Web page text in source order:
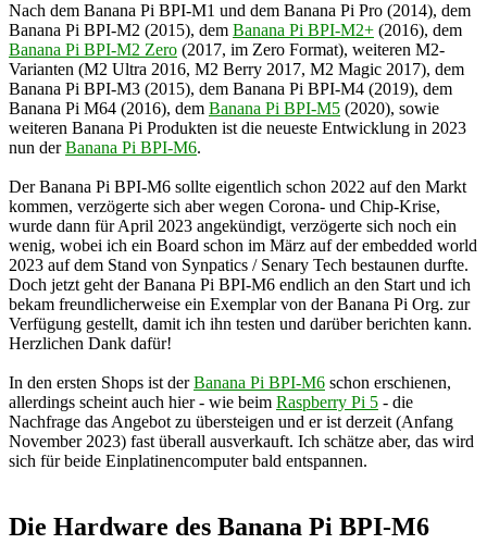
Nach dem Banana Pi BPI-M1 und dem Banana Pi Pro (2014), dem
Banana Pi BPI-M2 (2015), dem Banana Pi BPI-M2+ (2016), dem
Banana Pi BPI-M2 Zero (2017, im Zero Format), weiteren M2-
Varianten (M2 Ultra 2016, M2 Berry 2017, M2 Magic 2017), dem
Banana Pi BPI-M3 (2015), dem Banana Pi BPI-M4 (2019), dem
Banana Pi M64 (2016), dem Banana Pi BPI-M5 (2020), sowie
weiteren Banana Pi Produkten ist die neueste Entwicklung in 2023
nun derBanana Pi BPI-M6.
Der Banana Pi BPI-M6 sollte eigentlich schon 2022 auf den Markt
kommen, verzögerte sich aber wegen Corona- und Chip-Krise,
wurde dann für April 2023 angekündigt, verzögerte sich noch ein
wenig, wobei ich ein Board schon im März auf der embedded world
2023 auf dem Stand von Synpatics / Senary Tech bestaunen durfte.
Doch jetzt geht der Banana Pi BPI-M6 endlich an den Start und ich
bekam freundlicherweise ein Exemplar von der Banana Pi Org. zur
Verfügung gestellt, damit ich ihn testen und darüber berichten kann.
Herzlichen Dank dafür!
In den ersten Shops ist derBanana Pi BPI-M6 schon erschienen,
allerdings scheint auch hier - wie beim Raspberry Pi 5 - die
Nachfrage das Angebot zu übersteigen und er ist derzeit (Anfang
November 2023) fast überall ausverkauft. Ich schätze aber, das wird
sich für beide Einplatinencomputer bald entspannen.
Die Hardware des Banana Pi BPI-M6